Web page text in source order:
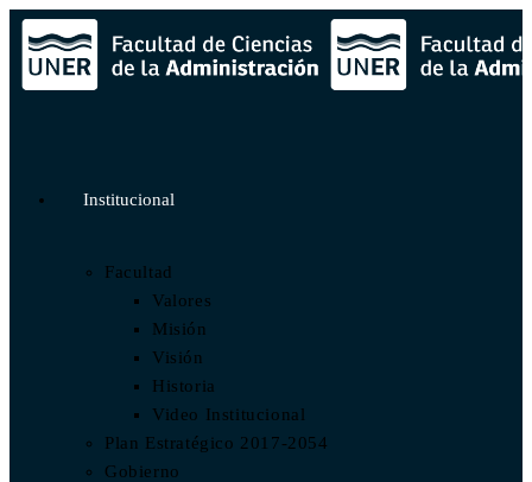
Institucional
Facultad
Valores
Misión
Visión
Historia
Video Institucional
Plan Estratégico 2017-2054
Gobierno